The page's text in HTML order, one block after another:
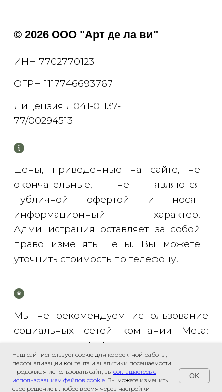
Связаться с нами
Наш сайт использует cookie для корректной работы,
персонализации контента и аналитики посещаемости.
Продолжая использовать сайт, вы соглашаетесь с
использованием файлов cookie. Вы можете изменить
своё решение в любое время через настройки
OK